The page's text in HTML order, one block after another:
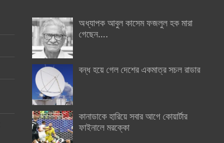
অধ্যাপক আবুল কাসেম ফজলুল হক মারা
গেছেন….
বন্ধ হয়ে গেল দেশের একমাত্র সচল রাডার
কানাডাকে হারিয়ে সবার আগে কোয়ার্টার
ফাইনালে মরক্কো